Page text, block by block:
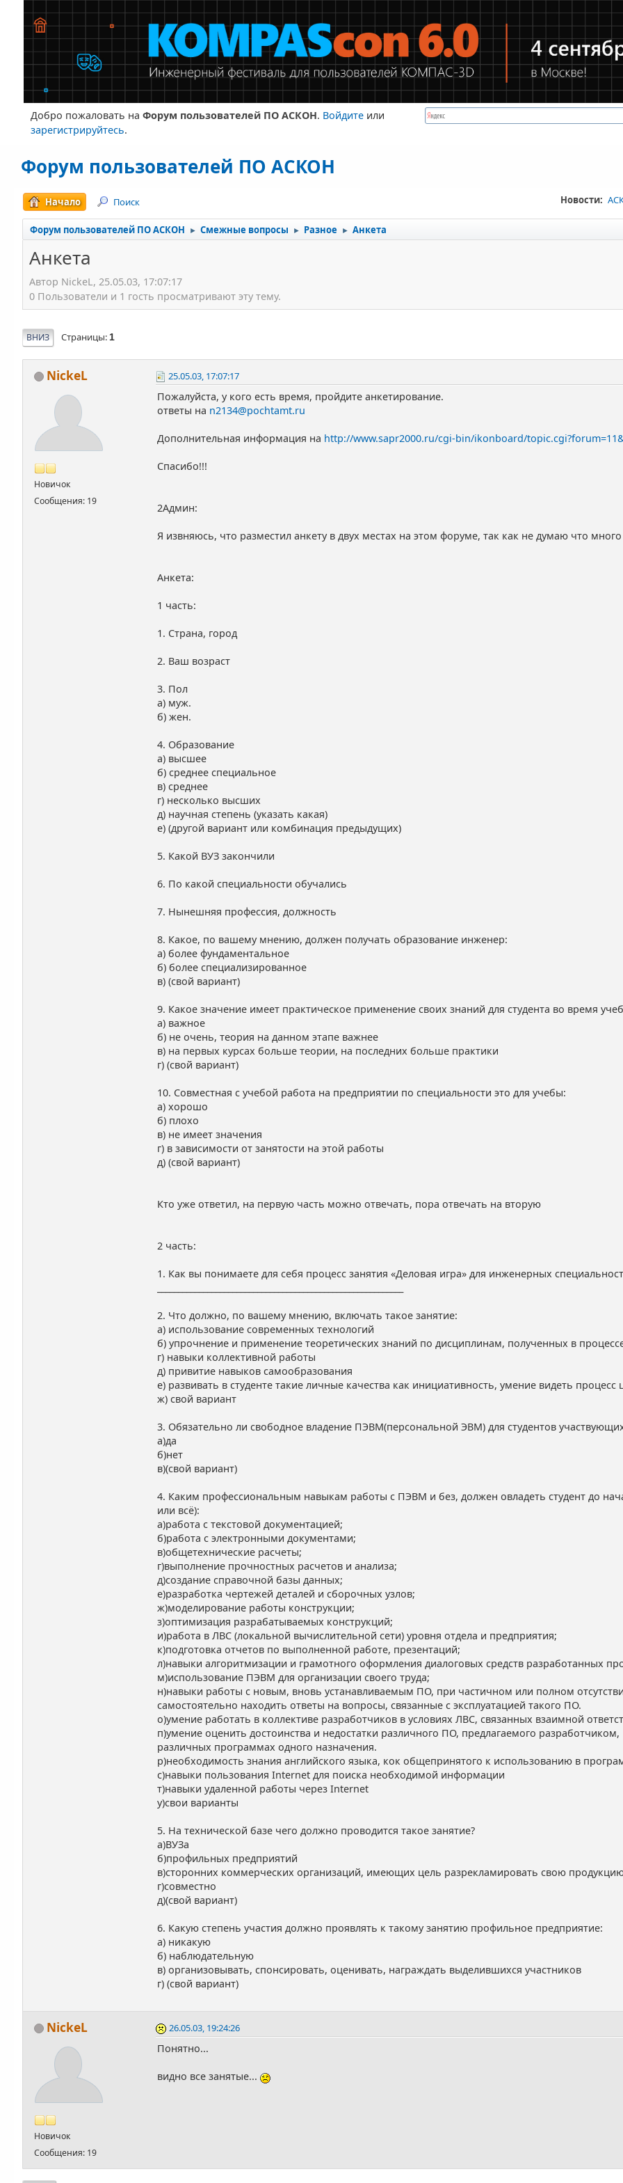
Добро пожаловать на Форум пользователей ПО АСКОН. Войдитеили
зарегистрируйтесь.
Форум пользователей ПО АСКОН
Новости:
Начало Поиск
Форум пользователей ПО АСКОН ► Смежные вопросы ► Разное ► Анкета
Анкета
Автор NickeL, 25.05.03, 17:07:17
0 Пользователи и 1 гость просматривают эту тему.
ВНИЗ Страницы 1
NickeL
Новичок
Сообщения: 19
25.05.03, 17:07:17
Пожалуйста, у кого есть время, пройдите анкетирование.
ответы на n2134@pochtamt.ru
Дополнительная информация на http://www.sapr2000.ru/cgi-bin/ikonboard/
Спасибо!!!
2Админ:
Я извняюсь, что разместил анкету в двух местах на этом форуме, так как не думаю что
Анкета:
1 часть:
1. Страна, город
2. Ваш возраст
3. Пол
а) муж.
б) жен.
4. Образование
а) высшее
б) среднее специальное
в) среднее
г) несколько высших
д) научная степень (указать какая)
е) (другой вариант или комбинация предыдущих)
5. Какой ВУЗ закончили
6. По какой специальности обучались
7. Нынешняя профессия, должность
8. Какое, по вашему мнению, должен получать образование инженер:
а) более фундаментальное
б) более специализированное
в) (свой вариант)
9. Какое значение имеет практическое применение своих знаний для студента во время
а) важное
б) не очень, теория на данном этапе важнее
в) на первых курсах больше теории, на последних больше практики
г) (свой вариант)
10. Совместная с учебой работа на предприятии по специальности это для учебы:
а) хорошо
б) плохо
в) не имеет значения
г) в зависимости от занятости на этой работы
д) (свой вариант)
Кто уже ответил, на первую часть можно отвечать, пора отвечать на вторую
2 часть:
1. Как вы понимаете для себя процесс занятия «Деловая игра» для инженерных
2. Что должно, по вашему мнению, включать такое занятие:
а) использование современных технологий
б) упрочнение и применение теоретических знаний по дисциплинам, полученных в
г) навыки коллективной работы
д) привитие навыков самообразования
е) развивать в студенте такие личные качества как инициативность, умение видеть
ж) свой вариант
3. Обязательно ли свободное владение ПЭВМ(персональной ЭВМ) для студентов
а)да
б)нет
в)(свой вариант)
4. Каким профессиональным навыкам работы с ПЭВМ и без, должен овладеть студент до
или всё):
а)работа с текстовой документацией;
б)работа с электронными документами;
в)общетехнические расчеты;
г)выполнение прочностных расчетов и анализа;
д)создание справочной базы данных;
е)разработка чертежей деталей и сборочных узлов;
ж)моделирование работы конструкции;
з)оптимизация разрабатываемых конструкций;
и)работа в ЛВС (локальной вычислительной сети) уровня отдела и предприятия;
к)подготовка отчетов по выполненной работе, презентаций;
л)навыки алгоритмизации и грамотного оформления диалоговых средств разработанных
м)использование ПЭВМ для организации своего труда;
н)навыки работы с новым, вновь устанавливаемым ПО, при частичном или полном
самостоятельно находить ответы на вопросы, связанные с эксплуатацией такого ПО.
о)умение работать в коллективе разработчиков в условиях ЛВС, связанных взаимной
п)умение оценить достоинства и недостатки различного ПО, предлагаемого
различных программах одного назначения.
р)необходимость знания английского языка, кок общепринятого к использованию в
с)навыки пользования Internet для поиска необходимой информации
т)навыки удаленной работы через Internet
у)свои варианты
5. На технической базе чего должно проводится такое занятие?
а)ВУЗа
б)профильных предприятий
в)сторонних коммерческих организаций, имеющих цель разрекламировать свою
г)совместно
д)(свой вариант)
6. Какую степень участия должно проявлять к такому занятию профильное предприятие:
а) никакую
б) наблюдательную
в) организовывать, спонсировать, оценивать, награждать выделившихся участников
г) (свой вариант)
NickeL
Новичок
Сообщения: 19
26.05.03, 19:24:26
Понятно...
видно все занятые...